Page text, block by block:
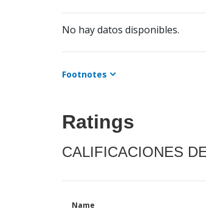
No hay datos disponibles.
Footnotes
Ratings
CALIFICACIONES
Name